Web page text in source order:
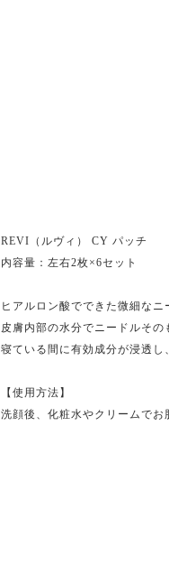
REVI（ルヴィ） CY パッチ
内容量：左右2枚×6セット
ヒアルロン酸でできた微細な
皮膚内部の水分でニードルその
寝ている間に有効成分が浸透し
【使用方法】
洗顔後、化粧水やクリームでお